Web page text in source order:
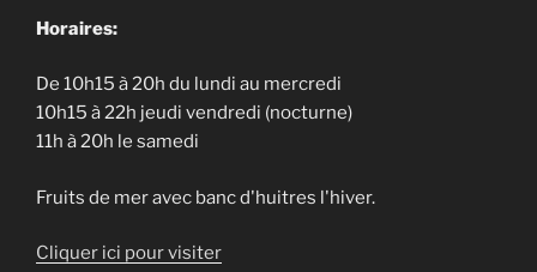
Horaires:
De 10h15 à 20h du lundi au mercredi
10h15 à 22h jeudi vendredi (nocturne)
11h à 20h le samedi
Fruits de mer avec banc d'huitres l'hiver.
Cliquer ici pour visiter